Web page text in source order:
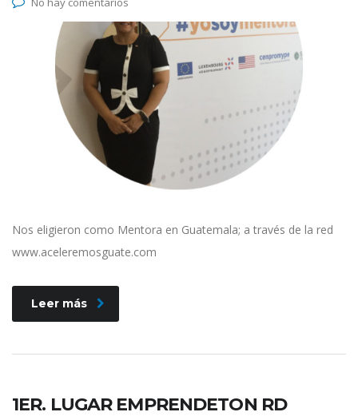
Nos eligieron como Mentora en Guatemala; a través de la red
www.aceleremosguate.com
Leer más
1ER. LUGAR EMPRENDETON RD